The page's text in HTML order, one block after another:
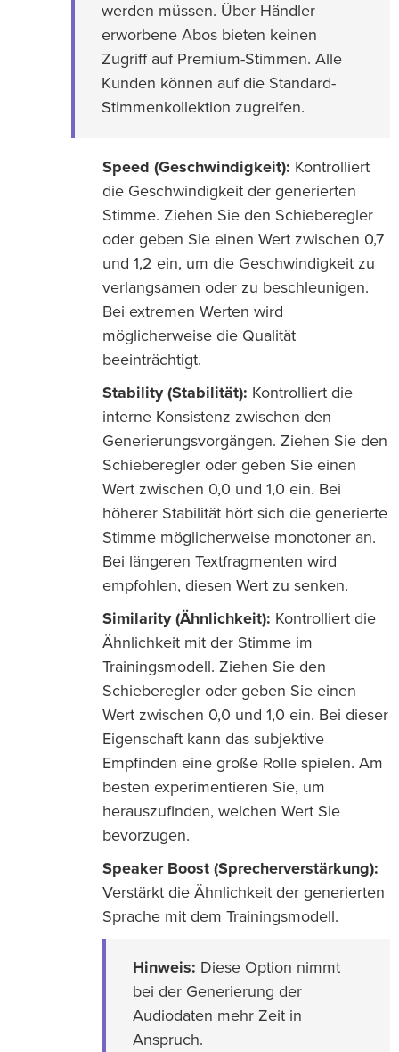
werden müssen. Über Händler
erworbene Abos bieten keinen
Zugriff auf Premium-Stimmen. Alle
Kunden können auf die Standard-
Stimmenkollektion zugreifen.
Speed (Geschwindigkeit): Kontrolliert
die Geschwindigkeit der generierten
Stimme. Ziehen Sie den Schieberegler
oder geben Sie einen Wert zwischen 0,7
und 1,2 ein, um die Geschwindigkeit zu
verlangsamen oder zu beschleunigen.
Bei extremen Werten wird
möglicherweise die Qualität
beeinträchtigt.
Stability (Stabilität): Kontrolliert die
interne Konsistenz zwischen den
Generierungsvorgängen. Ziehen Sie den
Schieberegler oder geben Sie einen
Wert zwischen 0,0 und 1,0 ein. Bei
höherer Stabilität hört sich die generierte
Stimme möglicherweise monotoner an.
Bei längeren Textfragmenten wird
empfohlen, diesen Wert zu senken.
Similarity (Ähnlichkeit): Kontrolliert die
Ähnlichkeit mit der Stimme im
Trainingsmodell. Ziehen Sie den
Schieberegler oder geben Sie einen
Wert zwischen 0,0 und 1,0 ein. Bei dieser
Eigenschaft kann das subjektive
Empfinden eine große Rolle spielen. Am
besten experimentieren Sie, um
herauszufinden, welchen Wert Sie
bevorzugen.
Speaker Boost (Sprecherverstärkung):
Verstärkt die Ähnlichkeit der generierten
Sprache mit dem Trainingsmodell.
Hinweis: Diese Option nimmt
bei der Generierung der
Audiodaten mehr Zeit in
Anspruch.